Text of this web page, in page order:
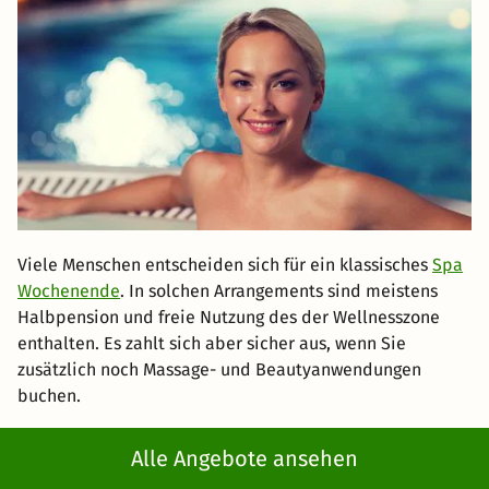
Alle Angebote ansehen
Viele Menschen entscheiden sich für ein klassisches Spa
Wochenende. In solchen Arrangements sind meistens
Halbpension und freie Nutzung des der Wellnesszone
enthalten. Es zahlt sich aber sicher aus, wenn Sie
zusätzlich noch Massage- und Beautyanwendungen
buchen.
Luxus Wellness Wochenende